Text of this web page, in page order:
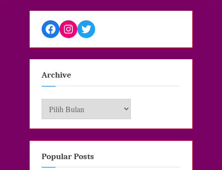
Facebook
Instagram
Twitter
Archive
Archive
Popular Posts